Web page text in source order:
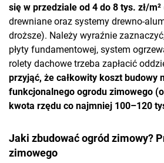
się w przedziale od 4 do 8 tys. zł/m²
drewniane oraz systemy drewno-
droższe). Należy wyraźnie
płyty fundamentowej, system
rolety dachowe trzeba zapłacić
przyjąć, że całkowity koszt budowy
funkcjonalnego ogrodu zimowego
kwota rzędu co najmniej 100–120
Jaki zbudować ogród zimowy?
zimowego